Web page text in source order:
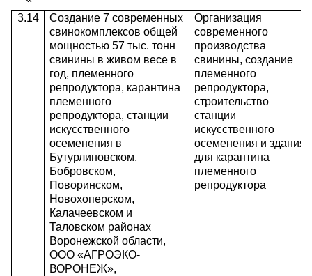
3.14
Создание 7 современных
свинокомплексов общей
мощностью 57 тыс. тонн
свинины в живом весе в
год, племенного
репродуктора, карантина
племенного
репродуктора, станции
искусственного
осеменения в
Бутурлиновском,
Бобровском,
Поворинском,
Новохоперском,
Калачеевском и
Таловском районах
Воронежской области,
ООО «АГРОЭКО-
ВОРОНЕЖ»,
Организация
современного
производства
свинины, создание
племенного
репродуктора,
строительство
станции
искусственного
осеменения и здания
для карантина
племенного
репродуктора